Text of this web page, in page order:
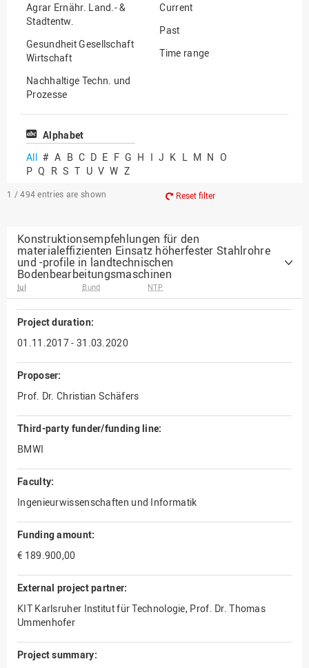
Agrar Ernähr. Land.- &
Stadtentw.
Gesundheit Gesellschaft
Wirtschaft
Nachhaltige Techn. und
Prozesse
Vielfältiges Forschen
Current
Past
Time range
Alphabet
All # A B C D E F G H I J K L M N O
P Q R S T U V W Z
1 / 494 entries are shown Reset filter
Konstruktionsempfehlungen für den
materialeffizienten Einsatz höherfester Stahlrohre
und -profile in landtechnischen
Bodenbearbeitungsmaschinen
IuI Bund NTP
Project duration:
01.11.2017 - 31.03.2020
Proposer:
Prof. Dr. Christian Schäfers
Third-party funder/funding line:
BMWI
Faculty:
Ingenieurwissenschaften und Informatik
Funding amount:
€ 189.900,00
External project partner:
KIT Karlsruher Institut für Technologie, Prof. Dr. Thomas
Ummenhofer
Project summary: